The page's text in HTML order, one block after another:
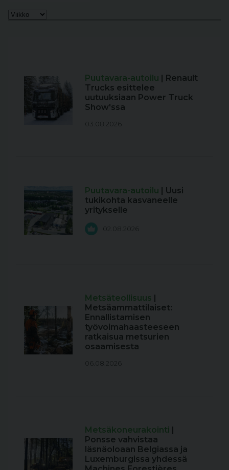
Puutavara-autoilu | Renault
Trucks esittelee
uutuuksiaan Power Truck
Show'ssa
03.08.2026
Puutavara-autoilu | Uusi
tukikohta kasvaneelle
yritykselle
02.08.2026
Metsäteollisuus |
Metsäammattilaiset:
Ennallistamisen
työvoimahaasteeseen
ratkaisua metsurien
osaamisesta
06.08.2026
Metsäkoneurakointi |
Ponsse vahvistaa
läsnäoloaan Belgiassa ja
Luxemburgissa yhdessä